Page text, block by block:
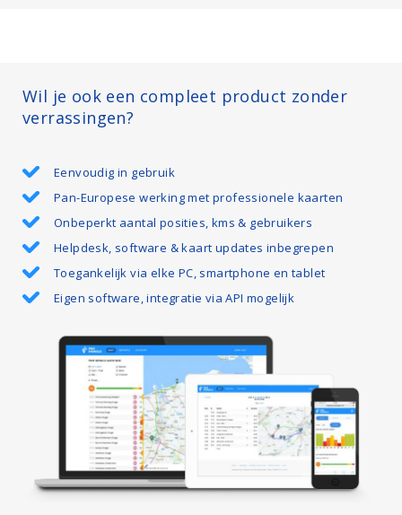
Wil je ook een compleet product zonder
verrassingen?
Eenvoudig in gebruik
Pan-Europese werking met professionele kaarten
Onbeperkt aantal posities, kms & gebruikers
Helpdesk, software & kaart updates inbegrepen
Toegankelijk via elke PC, smartphone en tablet
Eigen software, integratie via API mogelijk